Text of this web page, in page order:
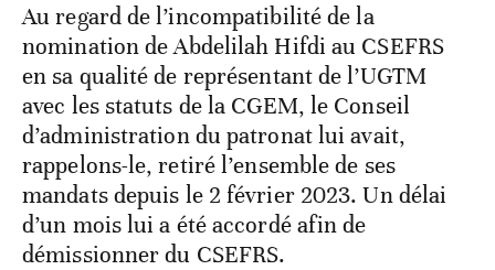
Au regard de l’incompatibilité de la
nomination de Abdelilah Hifdi au CSEFRS
en sa qualité de représentant de l’UGTM
avec les statuts de la CGEM, le Conseil
d’administration du patronat lui avait,
rappelons-le, retiré l’ensemble de ses
mandats depuis le 2 février 2023. Un délai
d’un mois lui a été accordé afin de
démissionner du CSEFRS.